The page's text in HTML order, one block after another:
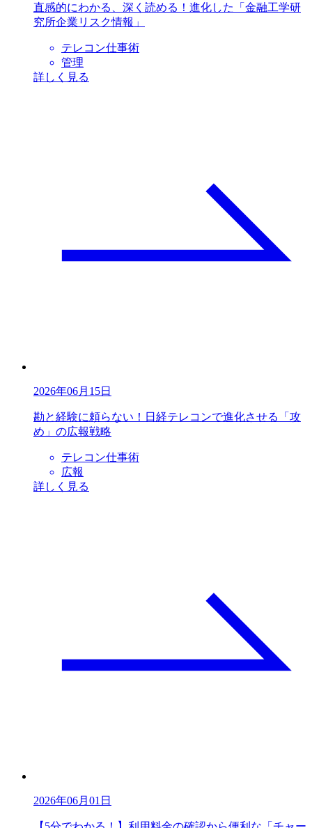
直感的にわかる、深く読める！進化した「金融工学研
究所企業リスク情報」
テレコン仕事術
管理
詳しく見る
2026年06月15日
勘と経験に頼らない！日経テレコンで進化させる「攻
め」の広報戦略
テレコン仕事術
広報
詳しく見る
2026年06月01日